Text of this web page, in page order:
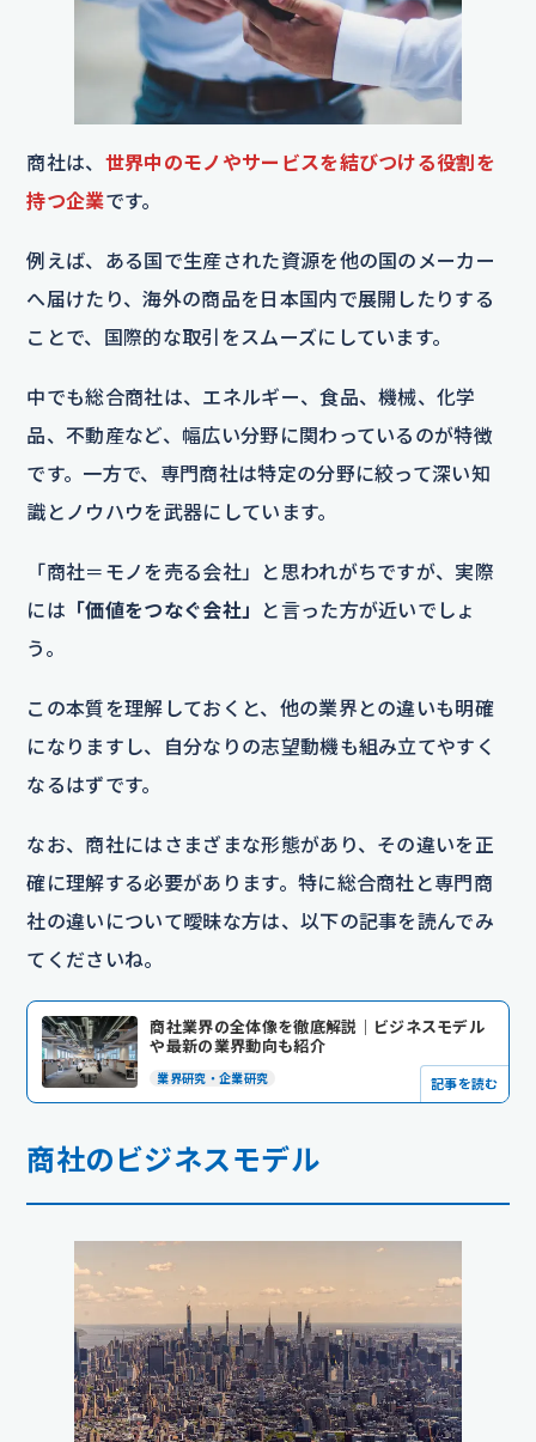
商社は、 世界中のモノやサービスを結びつける役割を
持つ企業です。
例えば、ある国で生産された資源を他の国のメーカー
へ届けたり、海外の商品を日本国内で展開したりする
ことで、国際的な取引をスムーズにしています。
中でも総合商社は、エネルギー、食品、機械、化学
品、不動産など、幅広い分野に関わっているのが特徴
です。一方で、専門商社は特定の分野に絞って深い知
識とノウハウを武器にしています。
「商社＝モノを売る会社」と思われがちですが、実際
には 「価値をつなぐ会社」
と言った方が近いでしょ
う。
この本質を理解しておくと、他の業界との違いも明確
になりますし、自分なりの志望動機も組み立てやすく
なるはずです。
なお、商社にはさまざまな形態があり、その違いを正
確に理解する必要があります。特に総合商社と専門商
社の違いについて曖昧な方は、以下の記事を読んでみ
てくださいね。
商社業界の全体像を徹底解説｜ビジネスモデル
や最新の業界動向も紹介
業界研究・企業研究 記事を読む
商社のビジネスモデル